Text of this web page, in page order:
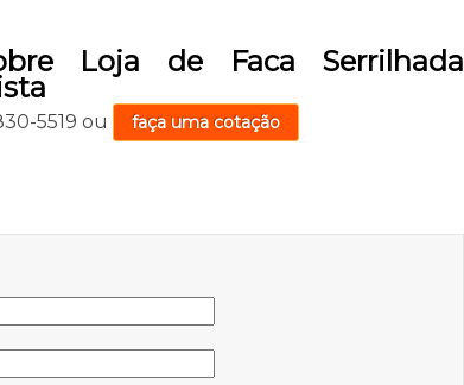
Loja de Faca Serrilhada
5519 ou faça uma cotação